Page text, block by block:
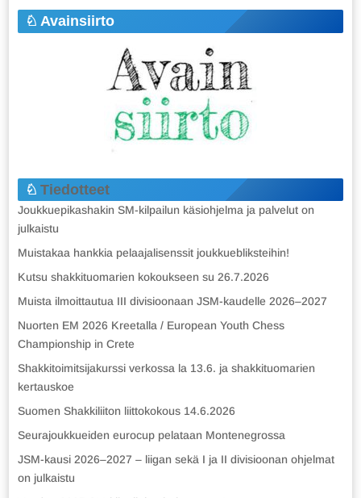
Avainsiirto
Tiedotteet
Joukkuepikashakin SM-kilpailun käsiohjelma ja palvelut on
julkaistu
Muistakaa hankkia pelaajalisenssit joukkuebliksteihin!
Kutsu shakkituomarien kokoukseen su 26.7.2026
Muista ilmoittautua III divisioonaan JSM-kaudelle 2026–2027
Nuorten EM 2026 Kreetalla / European Youth Chess
Championship in Crete
Shakkitoimitsijakurssi verkossa la 13.6. ja shakkituomarien
kertauskoe
Suomen Shakkiliiton liittokokous 14.6.2026
Seurajoukkueiden eurocup pelataan Montenegrossa
JSM-kausi 2026–2027 – liigan sekä I ja II divisioonan ohjelmat
on julkaistu